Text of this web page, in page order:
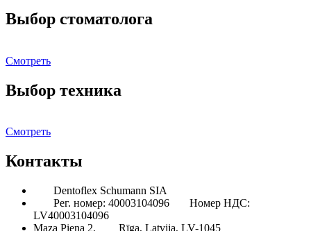
Выбор стоматолога
Смотреть
Выбор техника
Смотреть
Контакты
Dentoflex Schumann SIA
Рег. номер: 40003104096
Номер НДС:
LV40003104096
Maza Piena 2,
Rīga, Latvija, LV-1045